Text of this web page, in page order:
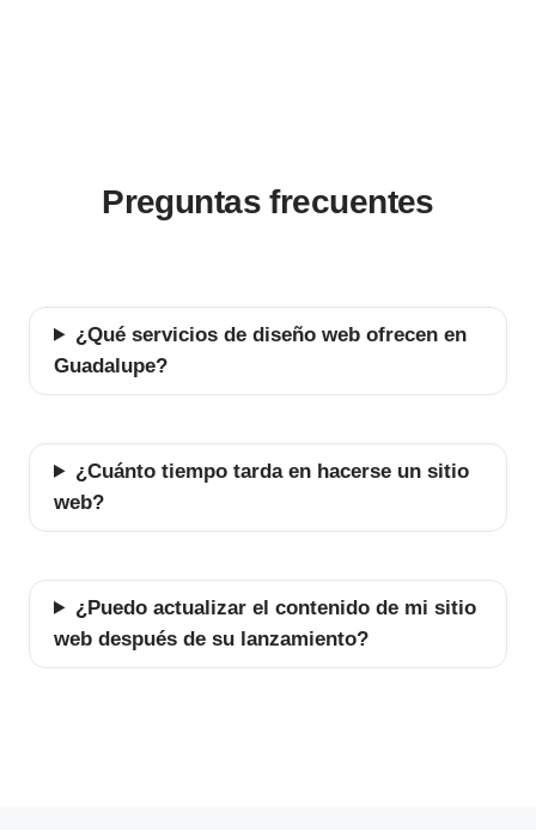
Preguntas frecuentes
¿Qué servicios de diseño web ofrecen en
Guadalupe?
¿Cuánto tiempo tarda en hacerse un sitio
web?
¿Puedo actualizar el contenido de mi sitio
web después de su lanzamiento?